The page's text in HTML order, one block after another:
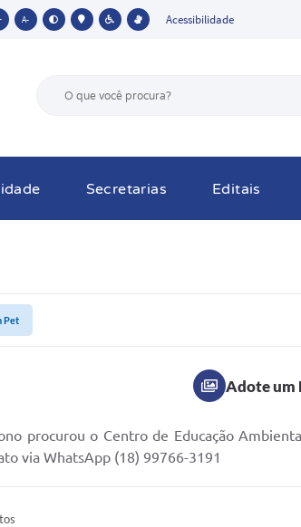
A- Acessibilidade
Secretarias Editais
Pet
Adote um
procurou o Centro de Educação
via WhatsApp (18) 99766-3191